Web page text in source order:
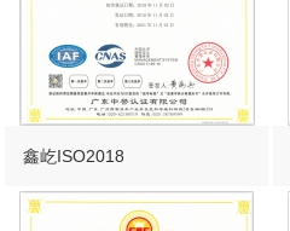
鑫屹ISO2018